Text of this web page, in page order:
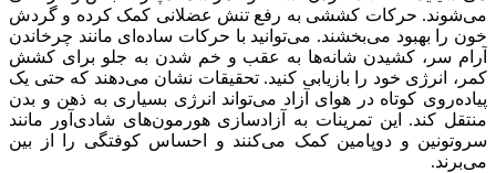
می‌شوند. حرکات کششی به رفع تنش عضلانی کمک کرده و گردش
خون را بهبود می‌بخشند. می‌توانید با حرکات ساده‌ای مانند چرخاندن
آرام سر، کشیدن شانه‌ها به عقب و خم شدن به جلو برای کشش
کمر، انرژی خود را بازیابی کنید. تحقیقات نشان می‌دهند که حتی یک
پیاده‌روی کوتاه در هوای آزاد می‌تواند انرژی بسیاری به ذهن و بدن
منتقل کند. این تمرینات به آزادسازی هورمون‌های شادی‌آور مانند
سروتونین و دوپامین کمک می‌کنند و احساس کوفتگی را از بین
می‌برند.